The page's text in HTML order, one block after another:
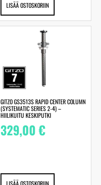
LISÄÄ OSTOSKORIIN
GITZO GS3513S RAPID CENTER COLUMN
(SYSTEMATIC SERIES 2-4) –
HIILIKUITU KESKIPUTKI
329,00€
LISÄÄ OSTOSKORIIN